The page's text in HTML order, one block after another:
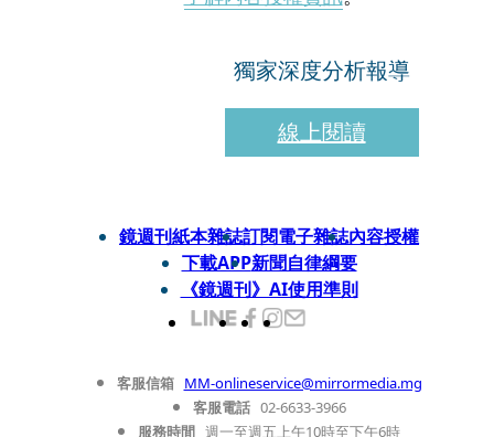
獨家深度分析報導
線上閱讀
鏡週刊紙本雜誌訂閱電子雜誌內容授權
下載APP新聞自律綱要
《鏡週刊》AI使用準則
客服信箱 MM-onlineservice@mirrormedia.mg
客服電話 02-6633-3966
服務時間 週一至週五上午10時至下午6時